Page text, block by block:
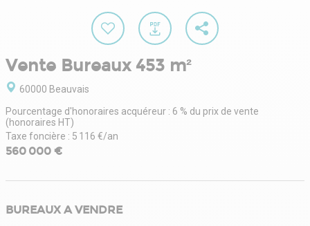
Vente Bureaux 453 m²
60000 Beauvais
Pourcentage d'honoraires acquéreur : 6 % du prix de vente
(honoraires HT)
Taxe foncière : 5 116 €/an
560 000 €
BUREAUX A VENDRE